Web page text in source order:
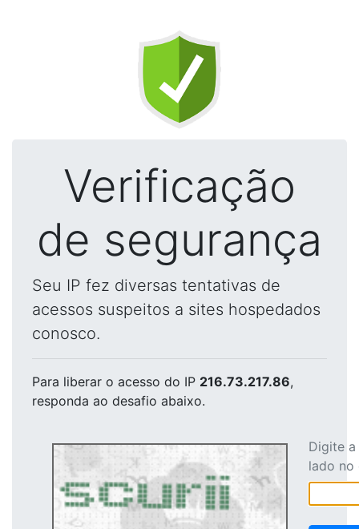
Verificação
de segurança
Seu IP fez diversas tentativas de
acessos suspeitos a sites hospedados
conosco.
Para liberar o acesso do IP 216.73.217.86,
responda ao desafio abaixo.
Digite
lado no